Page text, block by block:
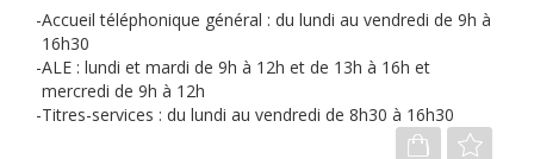
Accueil téléphonique général : du lundi au vendredi de 9h à
16h30
ALE : lundi et mardi de 9h à 12h et de 13h à 16h et
mercredi de 9h à 12h
Titres-services : du lundi au vendredi de 8h30 à 16h30